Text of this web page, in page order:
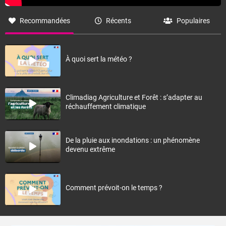
Recommandées Récents Populaires
À quoi sert la météo ?
Climadiag Agriculture et Forêt : s’adapter au
réchauffement climatique
De la pluie aux inondations : un phénomène
devenu extrême
Comment prévoit-on le temps ?